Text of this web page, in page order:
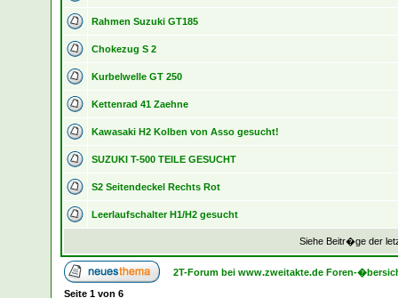
Rahmen Suzuki GT185
Chokezug S 2
Kurbelwelle GT 250
Kettenrad 41 Zaehne
Kawasaki H2 Kolben von Asso gesucht!
SUZUKI T-500 TEILE GESUCHT
S2 Seitendeckel Rechts Rot
Leerlaufschalter H1/H2 gesucht
Siehe Beitr�ge der
2T-Forum bei www.zweitakte.de Foren-
Seite 1von 6